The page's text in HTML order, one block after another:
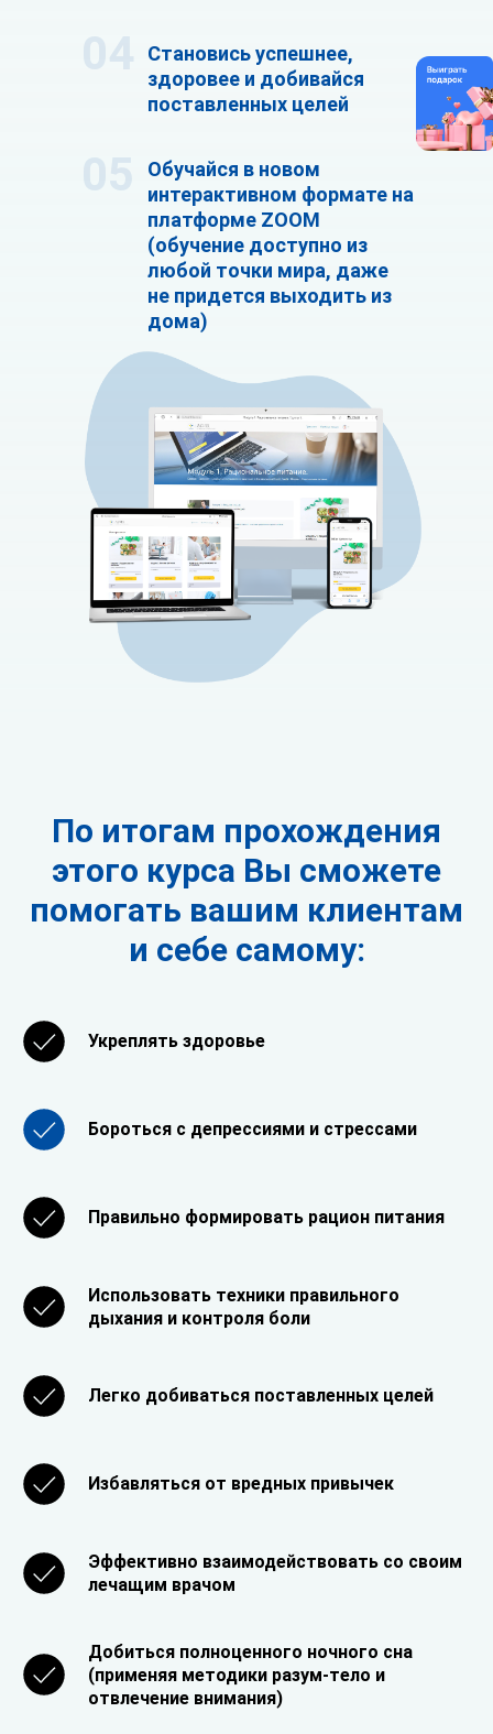
Стать экспертом
Обучайся в новом
интерактивном формате на
платформе ZOOM
(обучение доступно из
любой точки мира, даже
не придется выходить из
дома)
04
Становись успешнее,
здоровее и добивайся
поставленных целей
05
По итогам прохождения
этого курса Вы сможете
помогать вашим клиентам
и себе самому:
Укреплять здоровье
Бороться с депрессиями и стрессами
Правильно формировать рацион питания
Использовать техники правильного
дыхания и контроля боли
Легко добиваться поставленных целей
Избавляться от вредных привычек
Эффективно взаимодействовать со своим
лечащим врачом
Добиться полноценного ночного сна
(применяя методики разум-тело и
отвлечение внимания)